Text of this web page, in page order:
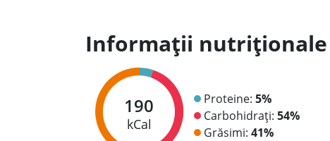
Informații nutriționale
190
kCal
Proteine: 5%
Carbohidrați: 54%
Grăsimi: 41%